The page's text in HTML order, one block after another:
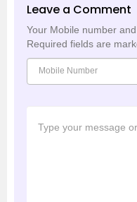
Leave a Comment
Your Mobile number
Required fields are